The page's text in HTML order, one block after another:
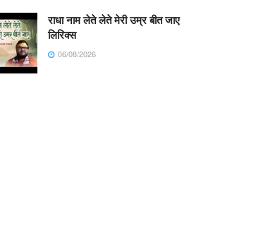
राधा नाम लेते लेते मेरी उम्र बीत जाए
लिरिक्स
06/08/2026